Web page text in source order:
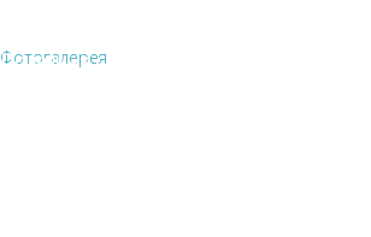
Фотогалерея
Полезные ссылки